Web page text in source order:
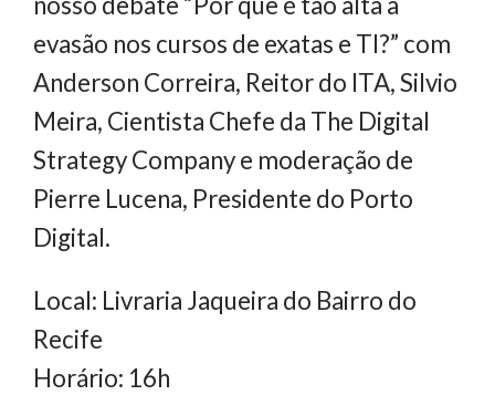
evasão nos cursos de exatas e TI?” com
Anderson Correira, Reitor do ITA, Silvio
Meira, Cientista Chefe da The Digital
Strategy Company e moderação de
Pierre Lucena, Presidente do Porto
Digital.
Local: Livraria Jaqueira do Bairro do
Recife
Horário: 16h